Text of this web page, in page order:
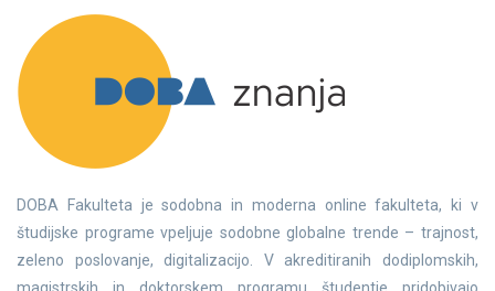
DOBA Fakulteta je sodobna in moderna online fakulteta, ki v
študijske programe vpeljuje sodobne globalne trende – trajnost,
zeleno poslovanje, digitalizacijo. V akreditiranih dodiplomskih,
magistrskih in doktorskem programu študentje pridobivajo